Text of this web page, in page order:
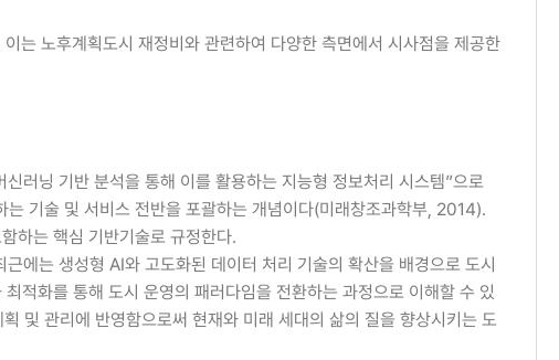
는 노후계획도시 재정비와 관련하여 다양한 측면에서 시사점을 제공한
러닝 기반 분석을 통해 이를 활용하는 지능형 정보처리 시스템”으로
는 기술 및 서비스 전반을 포괄하는 개념이다(미래창조과학부, 2014).
하는 핵심 기반기술로 규정한다.
는 생성형 AI와 고도화된 데이터 처리 기술의 확산을 배경으로 도시
적화를 통해 도시 운영의 패러다임을 전환하는 과정으로 이해할 수 있
및 관리에 반영함으로써 현재와 미래 세대의 삶의 질을 향상시키는 도